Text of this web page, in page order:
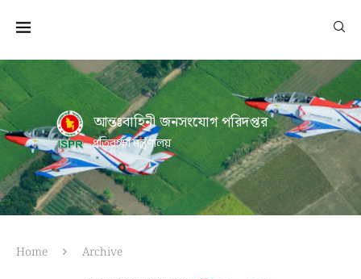
আন্তঃবাহিনী জনসংযোগ পরিদপ্তর
প্রতিরক্ষা মন্ত্রণালয়
Home Archive